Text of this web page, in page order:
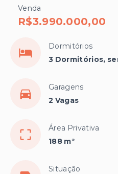
Venda
R$3.990.000,00
Dormitórios
3 Dormitórios,
Garagens
2 Vagas
Área Privativa
188 m²
Situação